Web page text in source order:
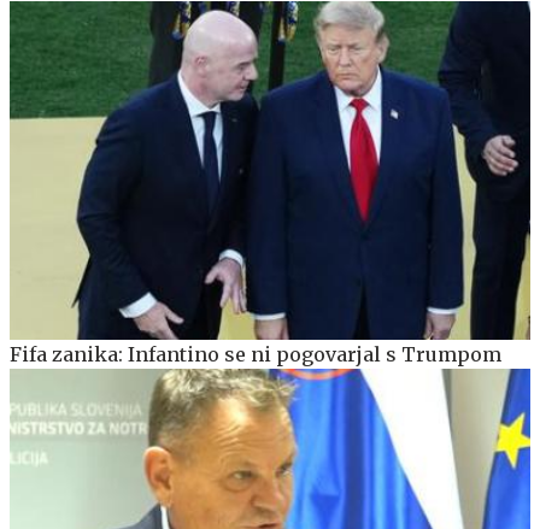
Fifa zanika: Infantino se ni pogovarjal s Trumpom